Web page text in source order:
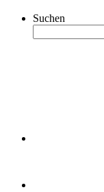
Suchen